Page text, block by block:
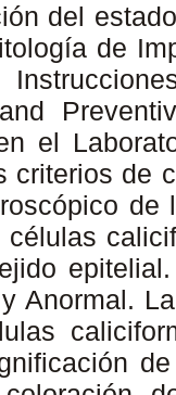
del
de
el
criterios de
células
Anormal.